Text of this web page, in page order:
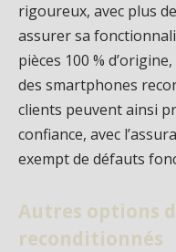
rigoureux, avec plus
assurer sa
pièces 100 %
des smartphones
clients peuvent ainsi
confiance, avec
exempt de défauts
Autres options
reconditionnés